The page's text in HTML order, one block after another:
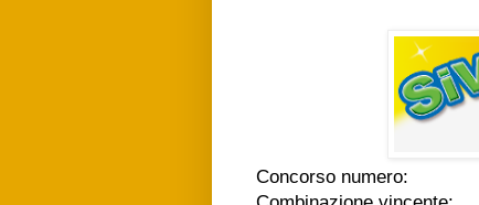
Concorso numero: